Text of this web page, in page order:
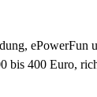
ePowerFun
bis 400 Euro,